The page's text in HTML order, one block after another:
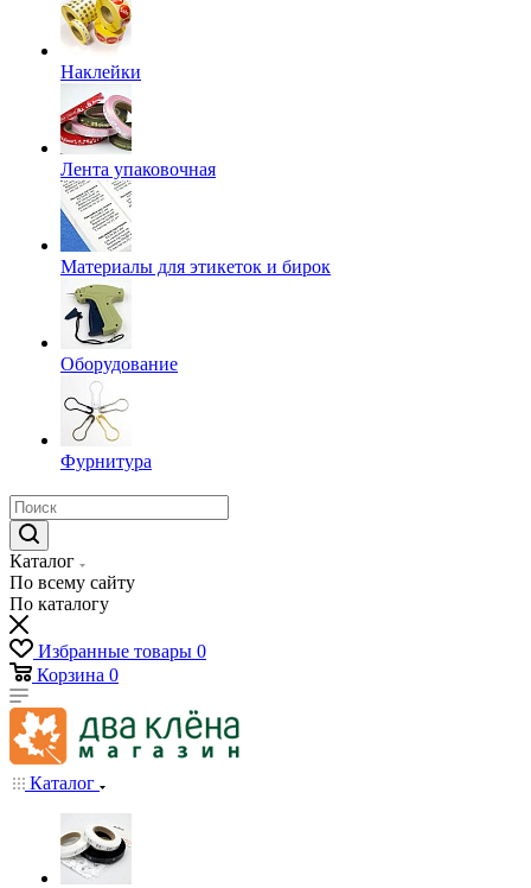
Наклейки
Лента упаковочная
Материалы для этикеток и бирок
Оборудование
Фурнитура
Каталог
По всему сайту
По каталогу
Избранные товары 0
Корзина 0
Каталог